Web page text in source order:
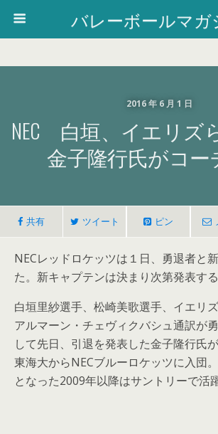
バレーボールマガ
2016 年 6 月 1 日
NEC 白垣、イエリズ
金子隆行氏がコー
共有 ツイート ピン
NECレッドロケッツは１日、勇退者と
た。新キャプテンは決まり次第発表する
白垣里紗選手、松崎美歌選手、イエリズ
アルマーン・チェヴィクバシュ通訳が
して先日、引退を発表した金子隆行氏
東海大からNECブルーロケッツに入団
となった2009年以降はサントリーで活